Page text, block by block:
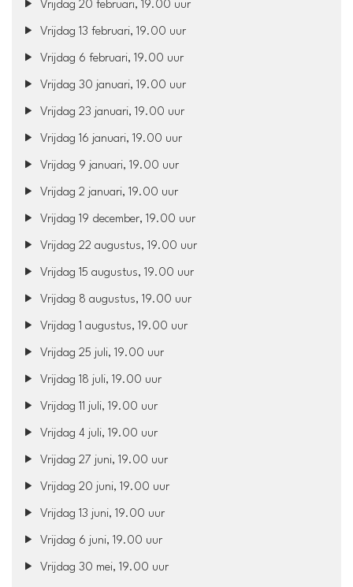
Vrijdag 20 februari, 19.00 uur
Vrijdag 13 februari, 19.00 uur
Vrijdag 6 februari, 19.00 uur
Vrijdag 30 januari, 19.00 uur
Vrijdag 23 januari, 19.00 uur
Vrijdag 16 januari, 19.00 uur
Vrijdag 9 januari, 19.00 uur
Vrijdag 2 januari, 19.00 uur
Vrijdag 19 december, 19.00 uur
Vrijdag 22 augustus, 19.00 uur
Vrijdag 15 augustus, 19.00 uur
Vrijdag 8 augustus, 19.00 uur
Vrijdag 1 augustus, 19.00 uur
Vrijdag 25 juli, 19.00 uur
Vrijdag 18 juli, 19.00 uur
Vrijdag 11 juli, 19.00 uur
Vrijdag 4 juli, 19.00 uur
Vrijdag 27 juni, 19.00 uur
Vrijdag 20 juni, 19.00 uur
Vrijdag 13 juni, 19.00 uur
Vrijdag 6 juni, 19.00 uur
Vrijdag 30 mei, 19.00 uur